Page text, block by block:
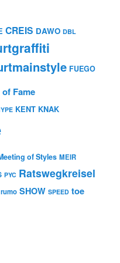
CREIS DAWO DBL
FUEGO
of Fame
KENT KNAK
of Styles MEIR
PYC Ratswegkreisel
rumo SHOW SPEED toe